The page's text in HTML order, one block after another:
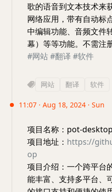
歌的语音到文本技术来
网络应用，带有自动标
中编辑功能、音频文件
幕）等等功能。不需注
#网站#翻译 #软件
网站 翻译 软件
11:07 · Aug 18, 2024 · Sun
项目名称：pot-desktop
项目地址： https://
op
项目介绍：一个跨平台
能丰富、支持多平台、